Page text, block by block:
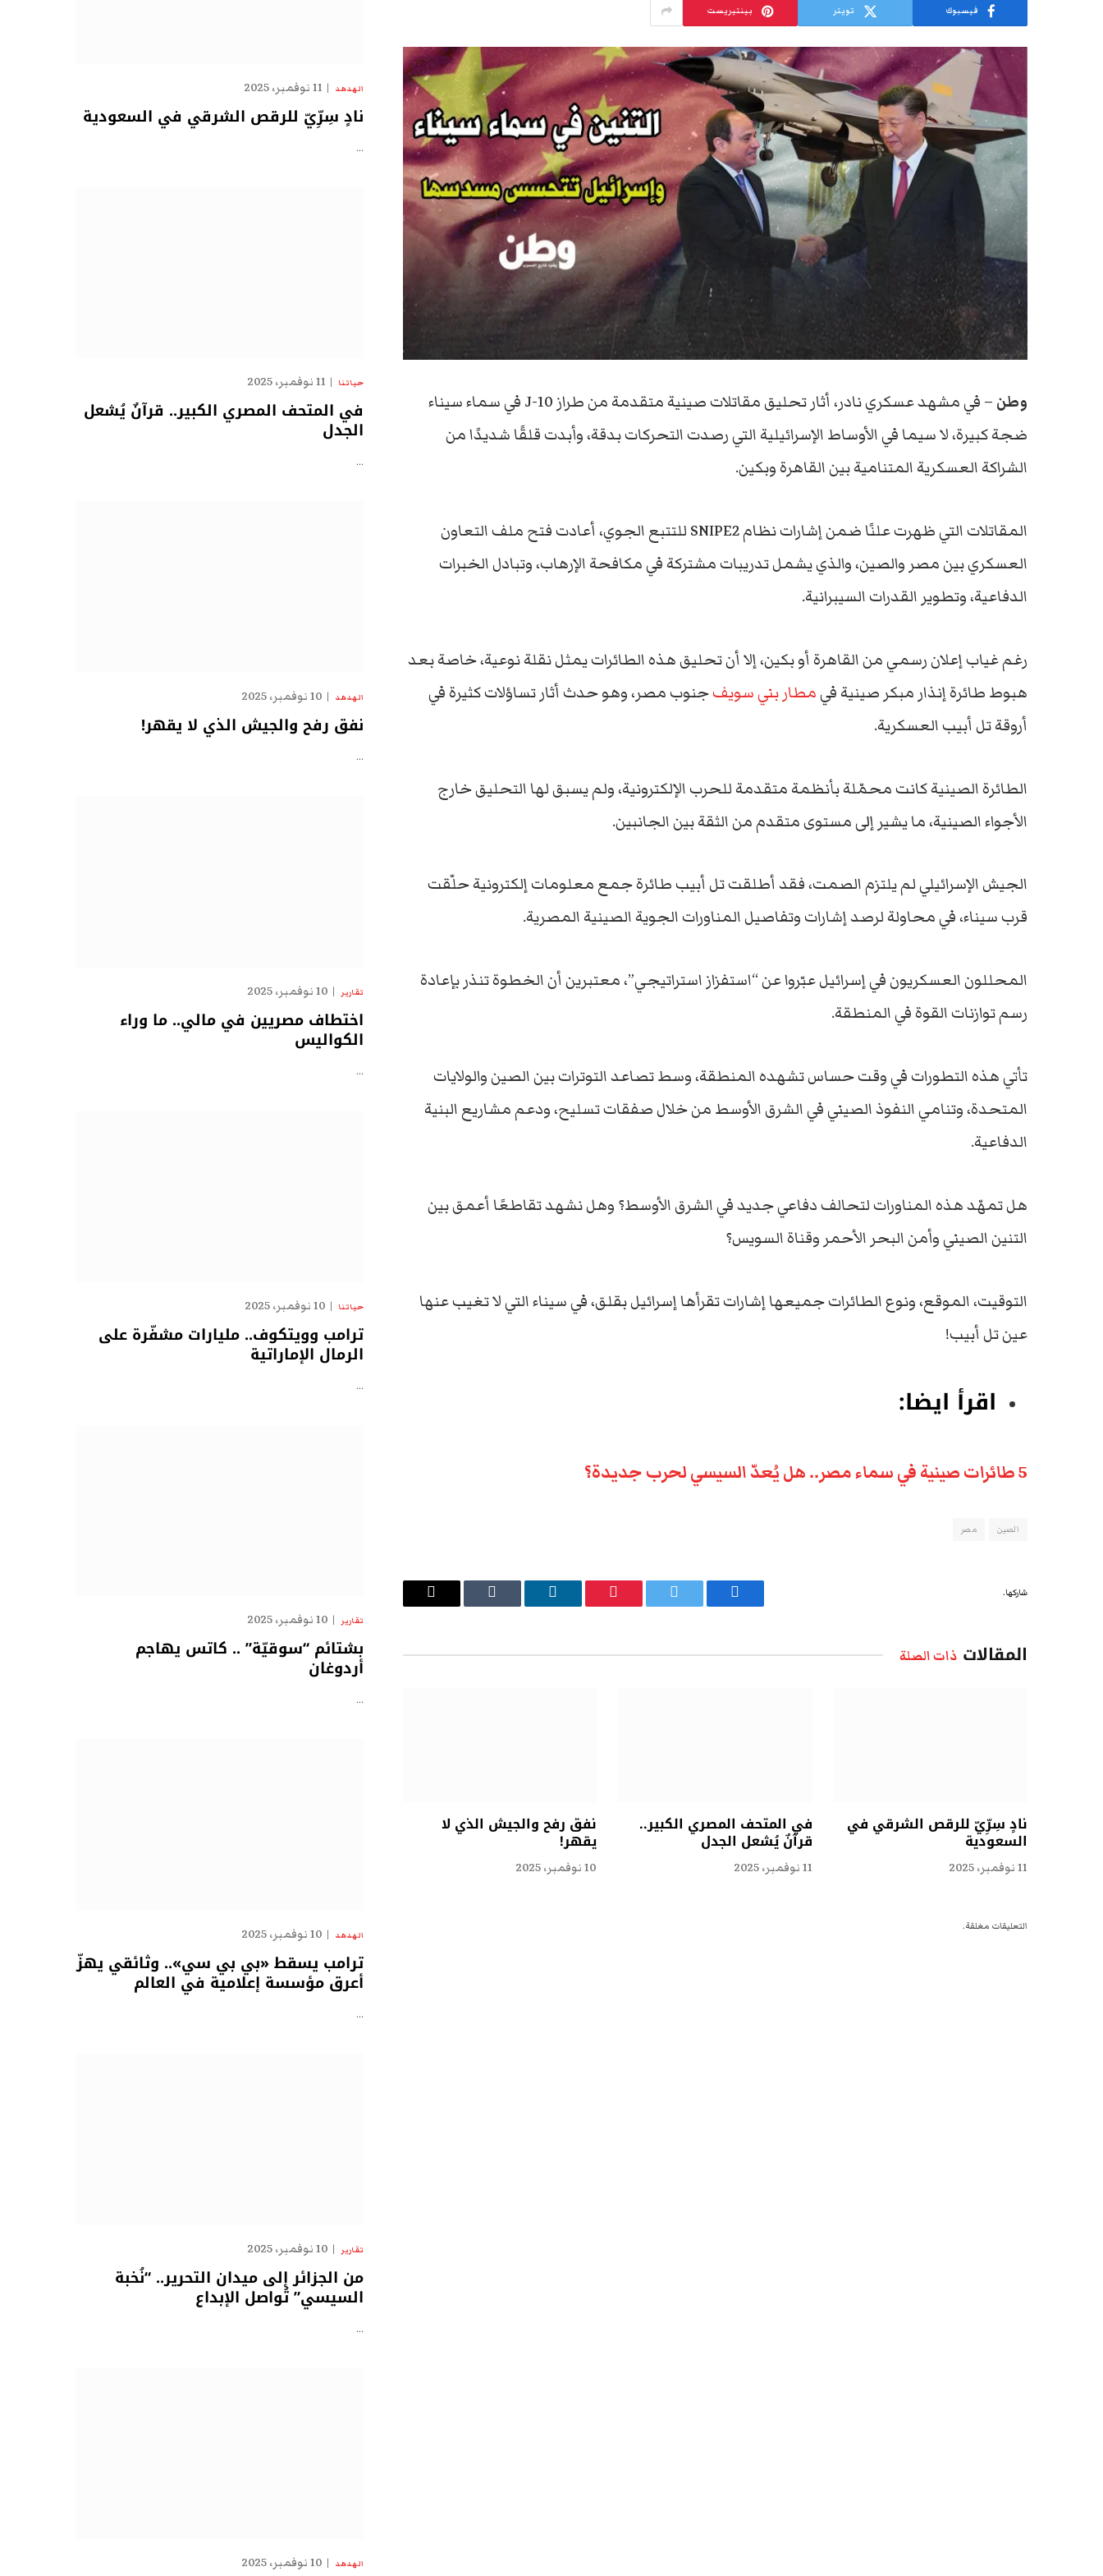
فيسبوك تويتر بينتيريست
وطن
– في مشهد عسكري نادر، أثار تحليق مقاتلات صينية متقدمة من طراز J-10 في سماء سيناء
ضجة كبيرة، لا سيما في الأوساط الإسرائيلية التي رصدت التحركات بدقة، وأبدت قلقًا شديدًا من
الشراكة العسكرية المتنامية بين القاهرة وبكين.
المقاتلات التي ظهرت علنًا ضمن إشارات نظام SNIPE2 للتتبع الجوي، أعادت فتح ملف التعاون
العسكري بين مصر والصين، والذي يشمل تدريبات مشتركة في مكافحة الإرهاب، وتبادل الخبرات
الدفاعية، وتطوير القدرات السيبرانية.
رغم غياب إعلان رسمي من القاهرة أو بكين، إلا أن تحليق هذه الطائرات يمثل نقلة نوعية، خاصة بعد
هبوط طائرة إنذار مبكر صينية فيمطار بني سويفجنوب مصر، وهو حدث أثار تساؤلات كثيرة في
أروقة تل أبيب العسكرية.
الطائرة الصينية كانت محمّلة بأنظمة متقدمة للحرب الإلكترونية، ولم يسبق لها التحليق خارج
الأجواء الصينية، ما يشير إلى مستوى متقدم من الثقة بين الجانبين.
الجيش الإسرائيلي لم يلتزم الصمت، فقد أطلقت تل أبيب طائرة جمع معلومات إلكترونية حلّقت
قرب سيناء، في محاولة لرصد إشارات وتفاصيل المناورات الجوية الصينية المصرية.
المحللون العسكريون في إسرائيل عبّروا عن “استفزاز استراتيجي”، معتبرين أن الخطوة تنذر بإعادة
رسم توازنات القوة في المنطقة.
تأتي هذه التطورات في وقت حساس تشهده المنطقة، وسط تصاعد التوترات بين الصين والولايات
المتحدة، وتنامي النفوذ الصيني في الشرق الأوسط من خلال صفقات تسليح، ودعم مشاريع البنية
الدفاعية.
هل تمهّد هذه المناورات لتحالف دفاعي جديد في الشرق الأوسط؟ وهل نشهد تقاطعًا أعمق بين
التنين الصيني وأمن البحر الأحمر وقناة السويس؟
التوقيت، الموقع، ونوع الطائرات جميعها إشارات تقرأها إسرائيل بقلق، في سيناء التي لا تغيب عنها
عين تل أبيب!
اقرأ ايضا:
5 طائرات صينية في سماء مصر.. هل يُعدّ السيسي لحرب جديدة؟
الصين مصر
شاركها.
فيسبوك تويتر بينتيريست لينكدإن Tumblr
البريد
المقالات ذات الصلة
نادٍ سِرِّيّ للرقص الشرقي في
السعودية
11 نوفمبر، 2025
في المتحف المصري الكبير..
قرآنٌ يُشعل الجدل
11 نوفمبر، 2025
نفق رفح والجيش الذي لا
يقهر!
10 نوفمبر، 2025
التعليقات مغلقة.
الهدهد 11 نوفمبر، 2025
نادٍ سِرِّيّ للرقص الشرقي في السعودية
…
حياتنا 11 نوفمبر، 2025
في المتحف المصري الكبير.. قرآنٌ يُشعل
الجدل
…
الهدهد 10 نوفمبر، 2025
نفق رفح والجيش الذي لا يقهر!
…
تقارير 10 نوفمبر، 2025
اختطاف مصريين في مالي.. ما وراء
الكواليس
…
حياتنا 10 نوفمبر، 2025
ترامب وويتكوف.. مليارات مشفّرة على
الرمال الإماراتية
…
تقارير 10 نوفمبر، 2025
بشتائم “سوقيّة” .. كاتس يهاجم
أردوغان
…
الهدهد 10 نوفمبر، 2025
ترامب يسقط «بي بي سي».. وثائقي يهزّ
أعرق مؤسسة إعلامية في العالم
…
تقارير 10 نوفمبر، 2025
من الجزائر إلى ميدان التحرير.. “نُخبة
السيسي” تُواصل الإبداع
…
الهدهد 10 نوفمبر، 2025